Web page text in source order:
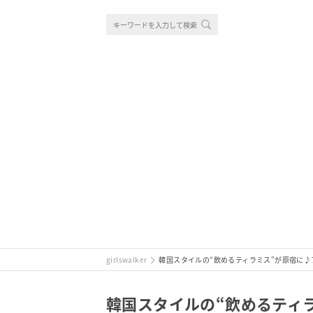
girlswalker 韓国スタイルの“飲めるティラミス”が原宿に
韓国スタイルの“飲めるテ